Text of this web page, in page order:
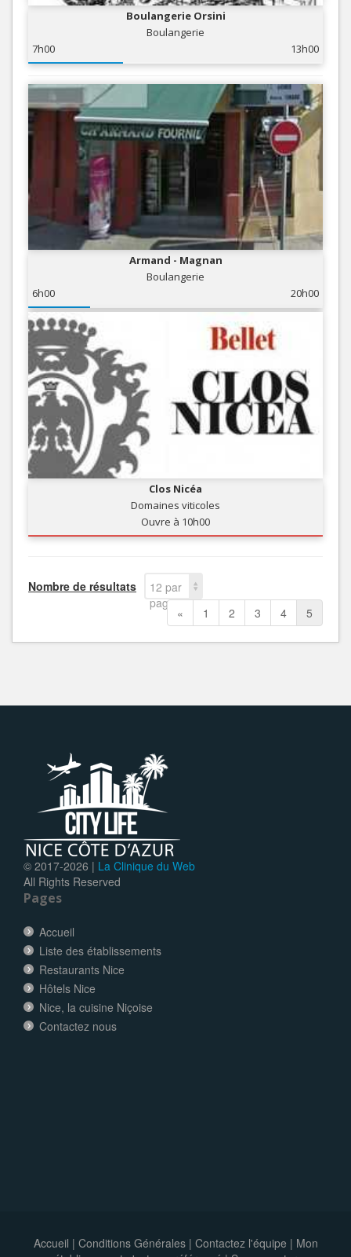
Boulangerie Orsini
Boulangerie
7h00
13h00
Armand - Magnan
Boulangerie
6h00
20h00
Clos Nicéa
Domaines viticoles
Ouvre à 10h00
Nombre de résultats
12 par
page
« 1 2 3 4 5
© 2017-2026 | La Clinique du Web
All Rights Reserved
Pages
Accueil
Liste des établissements
Restaurants Nice
Hôtels Nice
Nice, la cuisine Niçoise
Contactez nous
Accueil | Conditions Générales| Contactez l'équipe | Mon